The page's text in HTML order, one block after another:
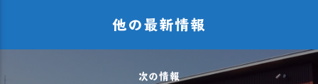
他の最新情報
次の情報